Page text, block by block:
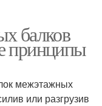
балков
принципы
межэтажных
или разгрузив